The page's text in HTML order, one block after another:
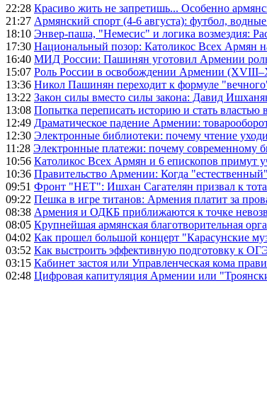
22:28 Красиво жить не запретишь... Особенно
21:27 Армянский спорт (4-6 августа): футбол,
18:10 Энвер-паша, "Немесис" и логика возмездия:
17:30 Национальный позор: Католикос Всех Армян
16:40 МИД России: Пашинян уготовил Армении роль
15:07 Роль России в освобождении Армении
13:36 Никол Пашинян переходит к формуле
13:22 Закон силы вместо силы закона: Давид
13:08 Попытка переписать историю и стать властью
12:49 Драматическое падение Армении:
12:30 Электронные библиотеки: почему чтение
11:28 Электронные платежи: почему современному
10:56 Католикос Всех Армян и 6 епископов примут
10:36 Правительство Армении: Когда
09:51 Фронт "НЕТ": Ишхан Сагателян призвал к
09:22 Пешка в игре титанов: Армения платит за
08:38 Армения и ОДКБ приближаются к точке
08:05 Крупнейшая армянская благотворительная
04:02 Как прошел большой концерт "Карасунские
03:52 Как выстроить эффективную подготовку к ОГЭ
03:15 Кабинет застоя или Управленческая кома
02:48 Цифровая капитуляция Армении или